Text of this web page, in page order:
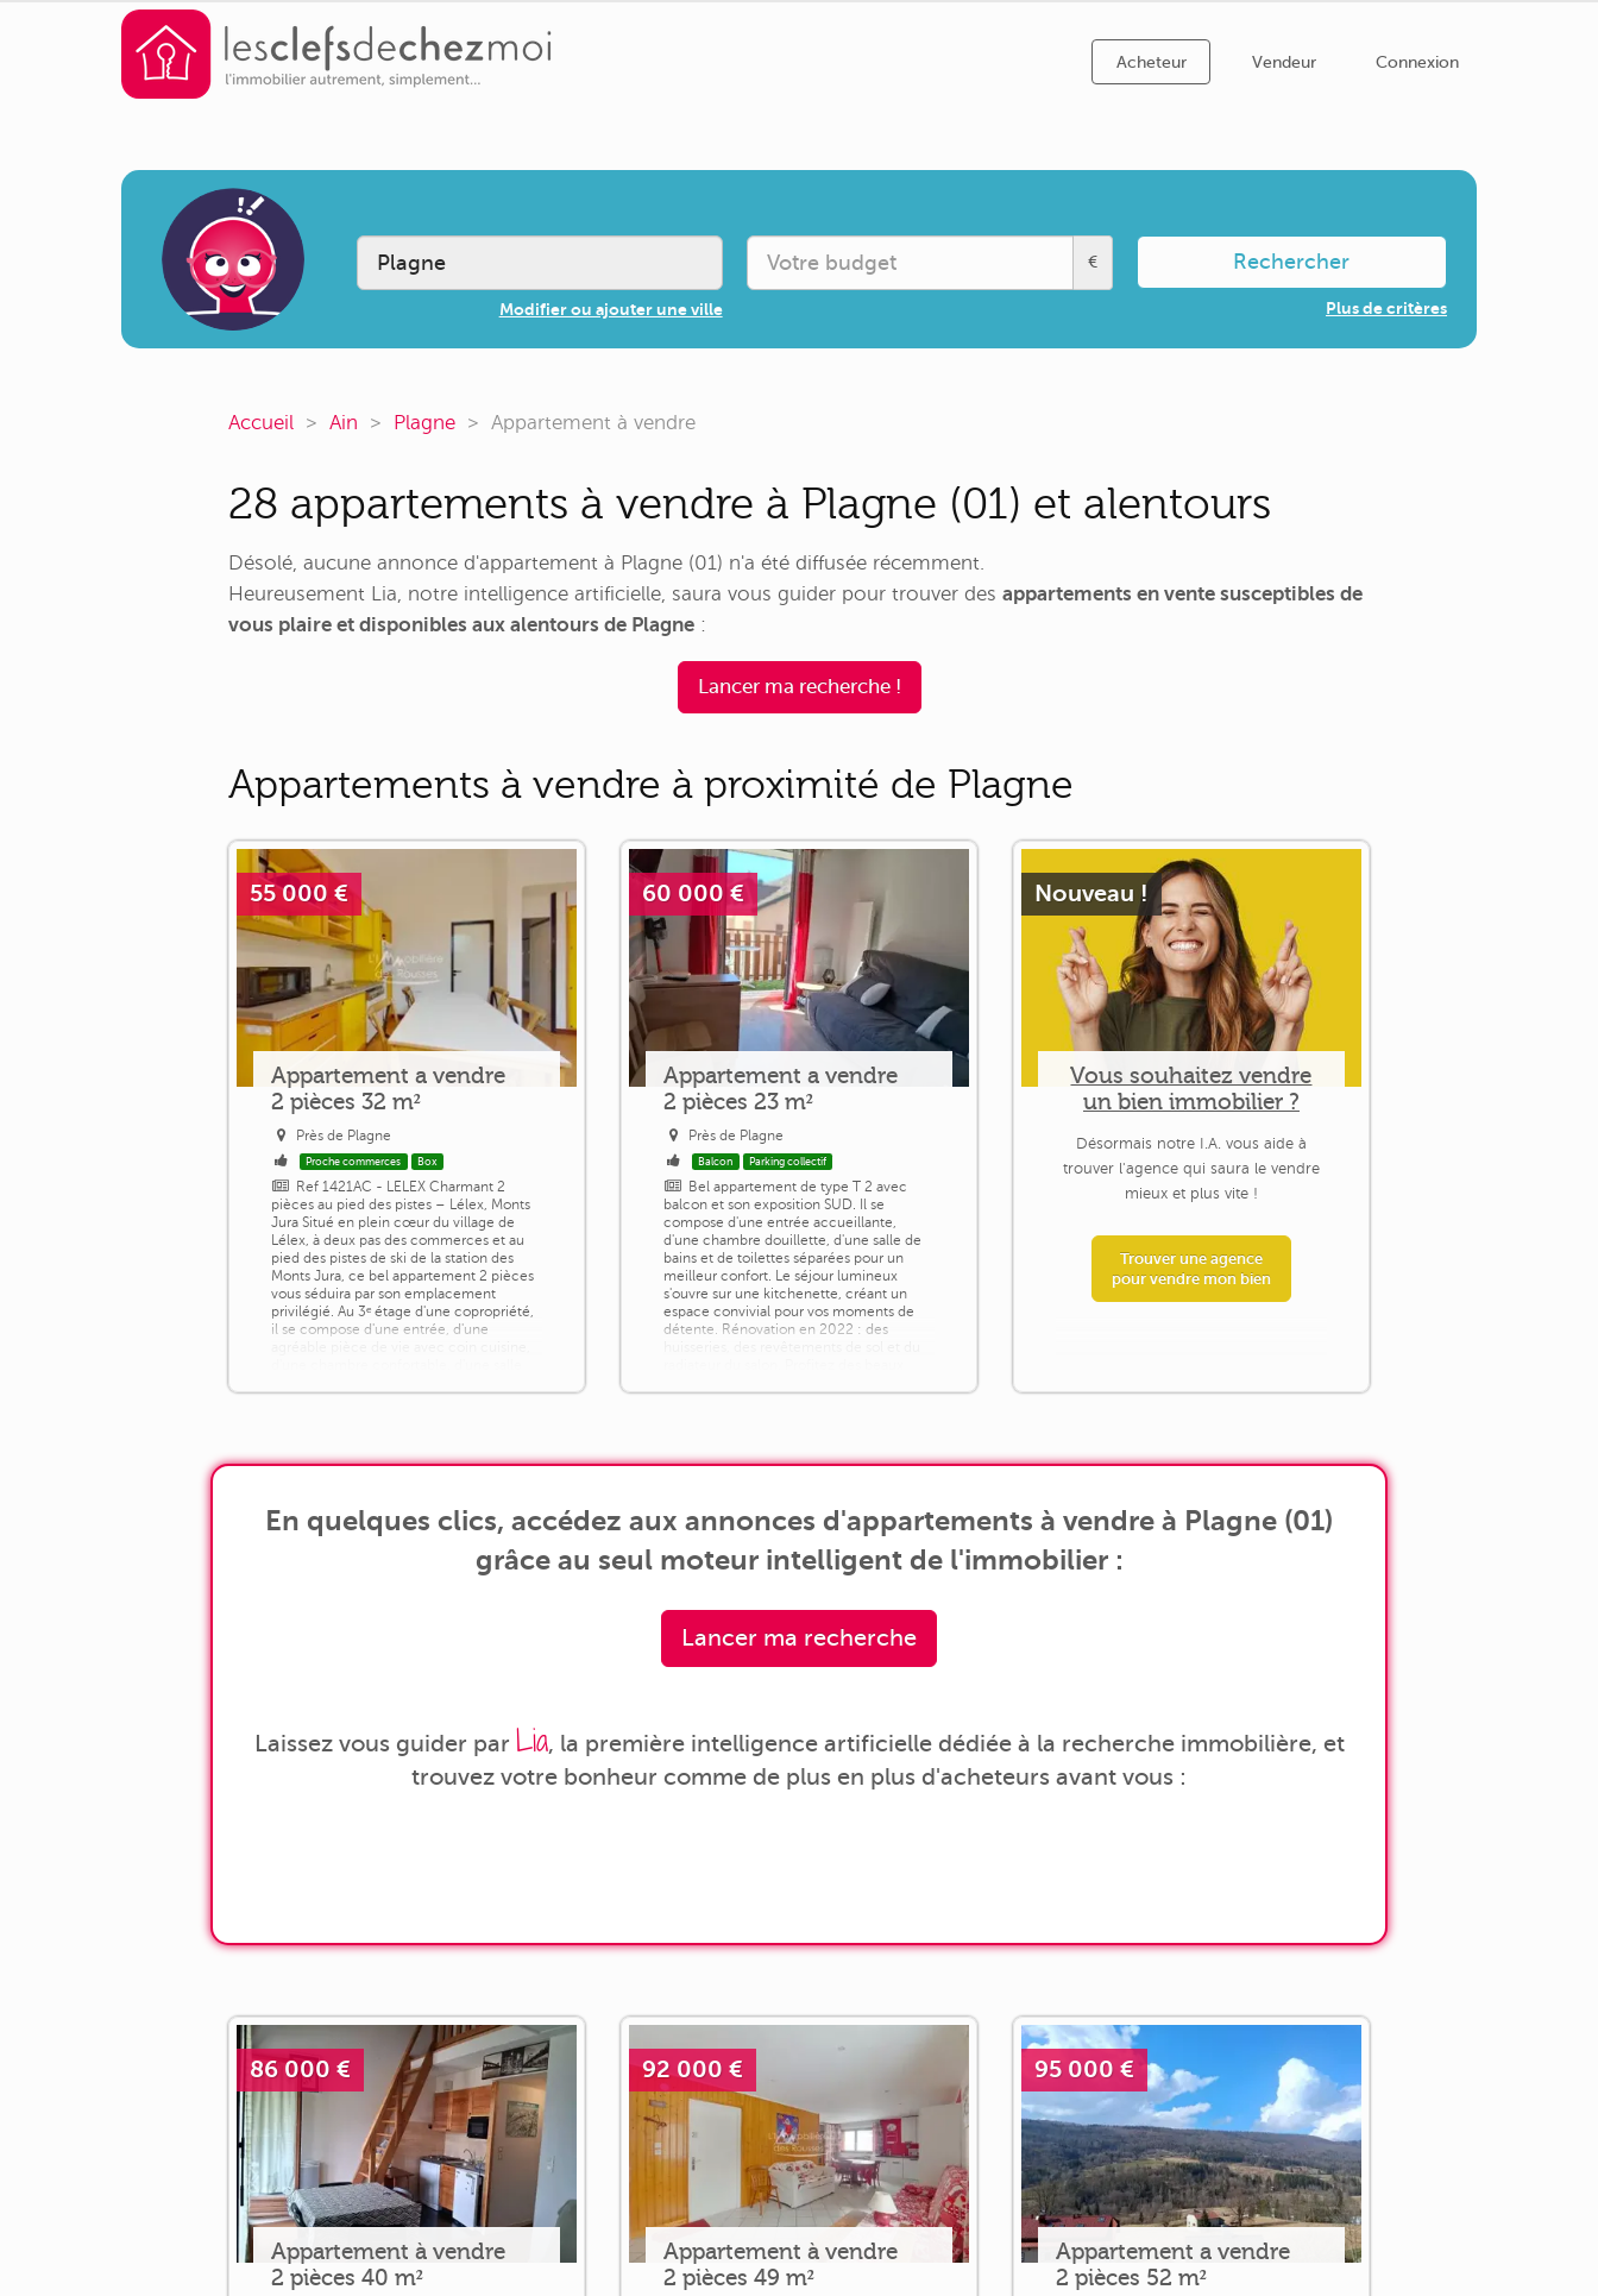
Acheteur Vendeur Connexion
Modifier ou ajouter une ville
€ Rechercher
Plus de critères
Accueil Ain Plagne Appartement à vendre
28 appartements à vendre à Plagne (01) et alentours
Désolé, aucune annonce d'appartement à Plagne (01) n'a été diffusée récemment.
Heureusement Lia, notre intelligence artificielle, saura vous guider pour trouver des appartements en vente susceptibles de
vous plaire et disponibles aux alentours de Plagne :
Lancer ma recherche !
Appartements à vendre à proximité de Plagne
55 000 €
Appartement a vendre
2 pièces 32 m²
Près de Plagne
Proche commerces Box
Ref 1421AC - LELEX Charmant 2
pièces au pied des pistes – Lélex, Monts
Jura Situé en plein cœur du village de
Lélex, à deux pas des commerces et au
pied des pistes de ski de la station des
Monts Jura, ce bel appartement 2 pièces
vous séduira par son emplacement
privilégié. Au 3ᵉ étage d'une copropriété,
il se compose d'une entrée, d'une
60 000 €
Appartement a vendre
2 pièces 23 m²
Près de Plagne
Balcon Parking collectif
Bel appartement de type T 2 avec
balcon et son exposition SUD. Il se
compose d'une entrée accueillante,
d'une chambre douillette, d'une salle de
bains et de toilettes séparées pour un
meilleur confort. Le séjour lumineux
s'ouvre sur une kitchenette, créant un
espace convivial pour vos moments de
détente. Rénovation en 2022 : des
Nouveau !
Vous souhaitez vendre
un bien immobilier ?
Désormais notre I.A. vous aide à
trouver l'agence qui saura le vendre
mieux et plus vite !
Trouver une agence
pour vendre mon bien
En quelques clics, accédez aux annonces d'appartements à vendre à Plagne (01)
grâce au seul moteur intelligent de l'immobilier :
Lancer ma recherche
Laissez vous guider par Lia, la première intelligence artificielle dédiée à la recherche immobilière, et
trouvez votre bonheur comme de plus en plus d'acheteurs avant vous :
86 000 €
Appartement à vendre
2 pièces 40 m²
92 000 €
Appartement à vendre
2 pièces 49 m²
95 000 €
Appartement a vendre
2 pièces 52 m²